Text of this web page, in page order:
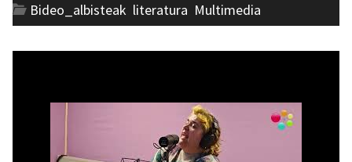
Bideo_albisteak literatura Multimedia